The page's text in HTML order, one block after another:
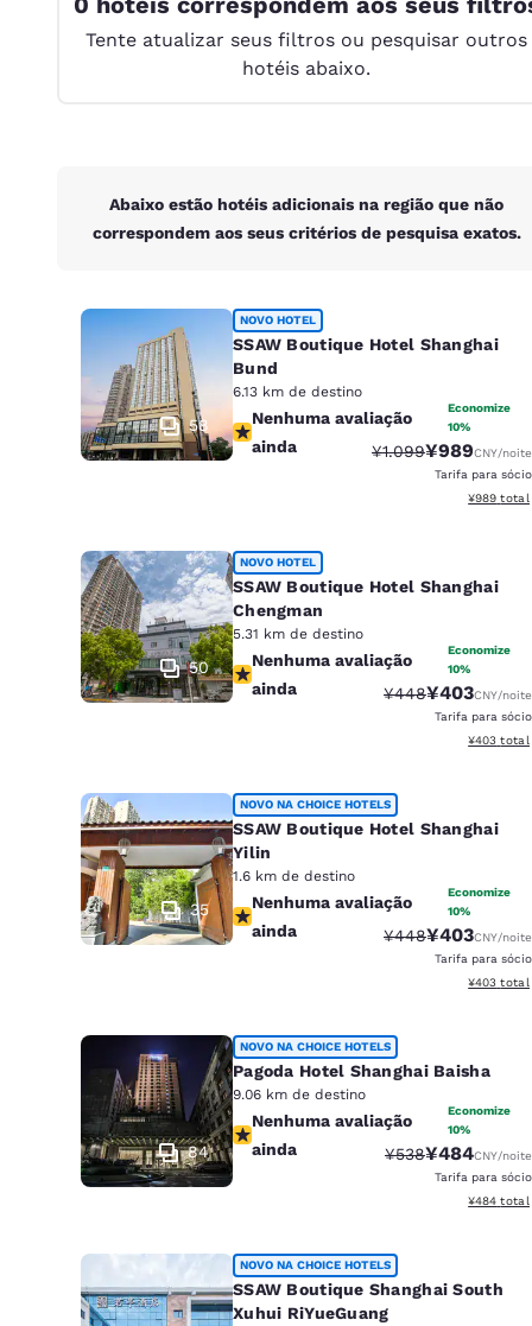
English
United
Ásia-Pacífico
Australia
English
Tente atualizar seus filtros ou pesquisar outros
hotéis abaixo.
Abaixo estão hotéis adicionais na região que não
correspondem aos seus critérios de pesquisa exatos.
58
NOVO HOTEL
SSAW Boutique Hotel Shanghai
Bund
6.13 km de destino
Nenhuma avaliação ainda
Nenhuma avaliação
ainda
Economize
10%
Tarifa anterior
¥1.099Tarifa com
¥989CNY/noite
Tarifa para sócio
Exibir
¥989 total
50
NOVO HOTEL
SSAW Boutique Hotel Shanghai
Chengman
5.31 km de destino
Nenhuma avaliação ainda
Nenhuma avaliação
ainda
Economize
10%
Tarifa anterior
¥448Tarifa com
¥403CNY/noite
Tarifa para sócio
Exibir
¥403 total
35
NOVO NA CHOICE HOTELS
SSAW Boutique Hotel Shanghai
Yilin
1.6 km de destino
Nenhuma avaliação ainda
Nenhuma avaliação
ainda
Economize
10%
Tarifa anterior
¥448Tarifa com
¥403CNY/noite
Tarifa para sócio
Exibir
¥403 total
84
NOVO NA CHOICE HOTELS
Pagoda Hotel Shanghai Baisha
9.06 km de destino
Nenhuma avaliação ainda
Nenhuma avaliação
ainda
Economize
10%
Tarifa anterior
¥538Tarifa com
¥484CNY/noite
Tarifa para sócio
Exibir
¥484 total
NOVO NA CHOICE HOTELS
SSAW Boutique Shanghai South
Xuhui RiYueGuang